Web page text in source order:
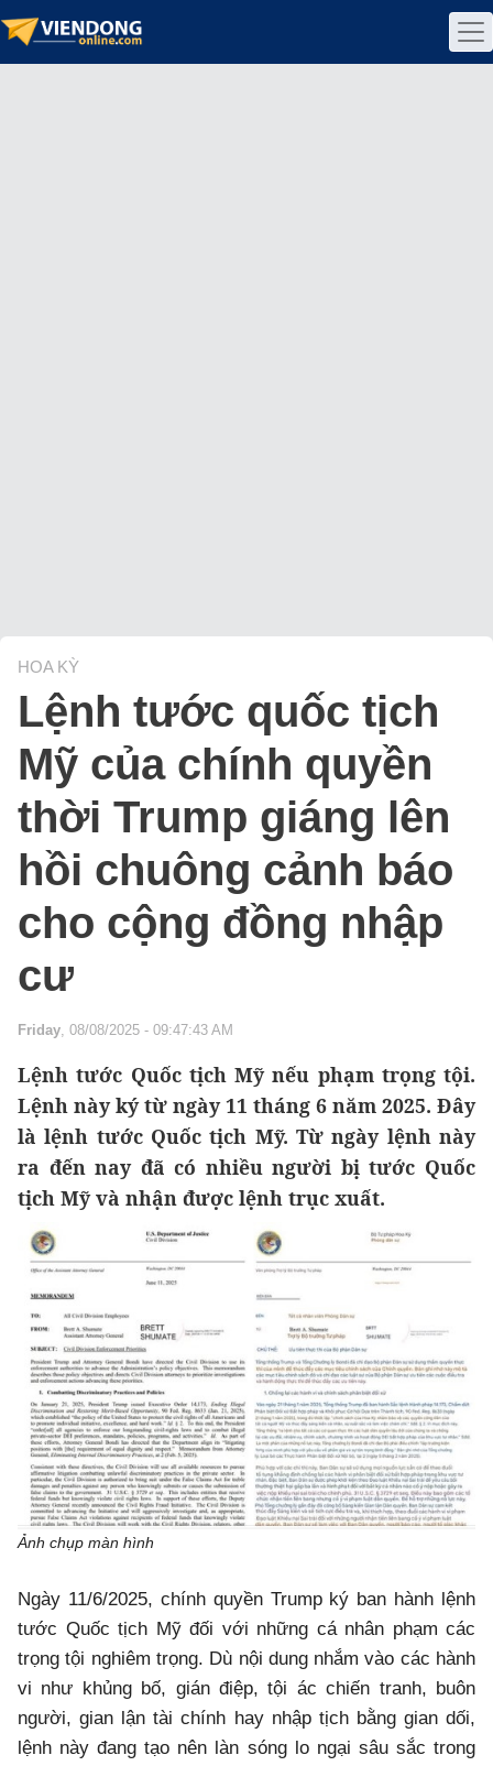
HOA KỲ
Lệnh tước quốc tịch
Mỹ của chính quyền
thời Trump giáng lên
hồi chuông cảnh báo
cho cộng đồng nhập
cư
Friday, 08/08/2025 - 09:47:43 AM
Lệnh tước Quốc tịch Mỹ nếu phạm trọng tội.
Lệnh này ký từ ngày 11 tháng 6 năm 2025. Đây
là lệnh tước Quốc tịch Mỹ. Từ ngày lệnh này
ra đến nay đã có nhiều người bị tước Quốc
tịch Mỹ và nhận được lệnh trục xuất.
Ảnh chụp màn hình
Ngày 11/6/2025, chính quyền Trump ký ban hành lệnh
tước Quốc tịch Mỹ đối với những cá nhân phạm các
trọng tội nghiêm trọng. Dù nội dung nhắm vào các hành
vi như khủng bố, gián điệp, tội ác chiến tranh, buôn
người, gian lận tài chính hay nhập tịch bằng gian dối,
lệnh này đang tạo nên làn sóng lo ngại sâu sắc trong